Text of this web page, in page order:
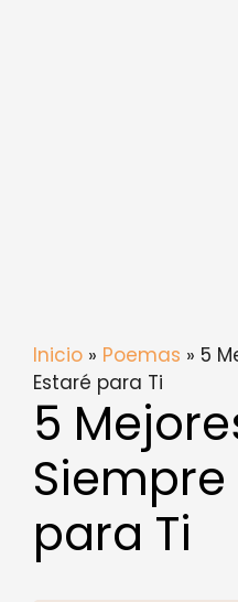
Inicio » Poemas » 5
Estaré para Ti
5
Siempre
para Ti